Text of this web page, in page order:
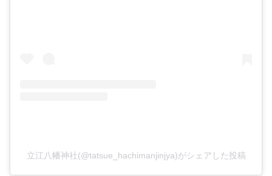
立江八幡神社(@tatsue_hachimanjinjya)がシェアした投稿